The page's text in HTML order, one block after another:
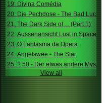
19: Divina Comédia
20: Die Pechdose - The Bad Luck Box
21: The Dark Side of ... (Part 1)
22: Aussenansicht Lost in Space
23: O Fantasma da Opera
24: Angelswee - The Star
25: ? 50 - Der etwas andere Mystery
View all